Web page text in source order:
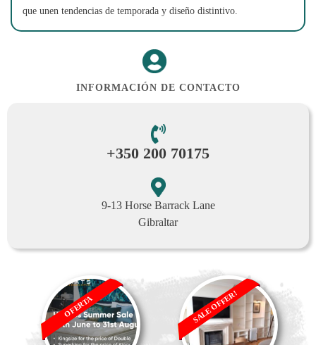
que unen tendencias de temporada y diseño distintivo.
INFORMACIÓN DE CONTACTO
+350 200 70175
9-13 Horse Barrack Lane
Gibraltar
OFERTA SALE OFFER!